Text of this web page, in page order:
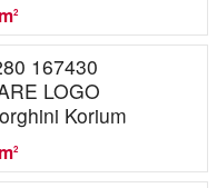
2
167430
LOGO
Korium
2